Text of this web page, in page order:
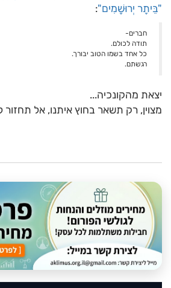
"בֵּיתָר יְרוּשָׁמִים":
חברים-
תודה לכולם.
כל אחד בשמו הטוב יבורך.
רגשתם.
יצאת מהקונכיה...
מצוין, רק תשאר בחוץ איתנו, אל